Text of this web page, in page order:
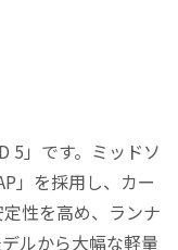
5」です。ミッドソ
」を採用し、カー
性を高め、ランナ
ルから大幅な軽量